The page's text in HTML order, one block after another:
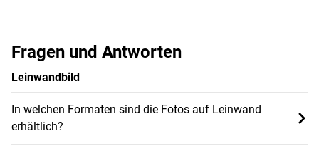
Fragen und Antworten
Leinwandbild
In welchen Formaten sind die Fotos auf Leinwand
erhältlich?